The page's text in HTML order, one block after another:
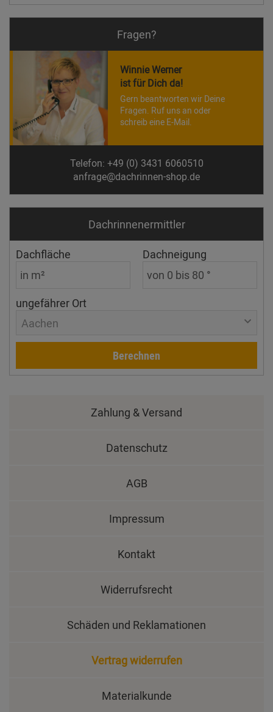
Fragen?
Winnie Werner
ist für Dich da!
Gern beantworten wir Deine
Fragen. Ruf uns an oder
schreib eine E-Mail.
Telefon: +49 (0) 3431 6060510
anfrage@dachrinnen-shop.de
Dachrinnen­ermittler
Dachfläche Dachneigung
ungefährer Ort
Aachen
Berechnen
Zahlung & Versand
Datenschutz
AGB
Impressum
Kontakt
Widerrufsrecht
Schäden und Reklamationen
Vertrag widerrufen
Materialkunde